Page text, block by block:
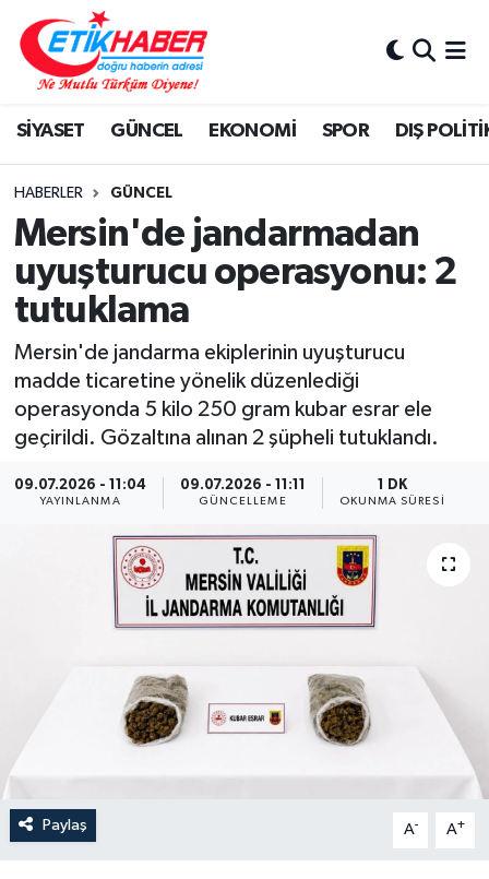
SİYASET GÜNCEL EKONOMİ SPOR DIŞ
HABERLER GÜNCEL
Mersin'de jandarmadan
uyuşturucu operasyonu: 2
tutuklama
Mersin'de jandarma ekiplerinin uyuşturucu
madde ticaretine yönelik düzenlediği
operasyonda 5 kilo 250 gram kubar esrar ele
geçirildi. Gözaltına alınan 2 şüpheli tutuklandı.
09.07.2026 - 11:04
YAYINLANMA
09.07.2026 - 11:11
GÜNCELLEME
1 DK
OKUNMA SÜRESI
Paylaş A- A+
BİLİM-TEKNOLOJİ
DIŞ POLİTİKA
DÜNYA
EĞİTİM GENÇLİK
EKONOMİ
KÖŞE YAZILARI
KÜLTÜR-SANAT-MAGAZİN
RÖPORTAJLAR
SİYASET
GÜNCEL
SPOR
Nöbetçi Eczaneler
Hava Durumu
İstanbul Namaz Vakitleri
Trafik Durumu
Süper Lig Puan Durumu ve Fikstür
Tüm Manşetler
Son Dakika Haberleri